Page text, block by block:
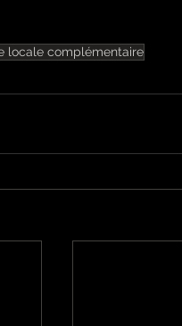
locale complémentaire